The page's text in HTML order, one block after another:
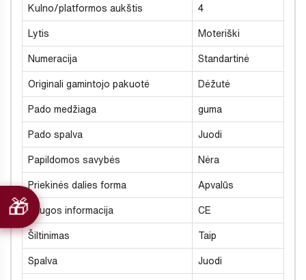
Kulno/platformos aukštis 4
Lytis Moteriški
Numeracija Standartinė
Originali gamintojo pakuotė Dėžutė
Pado medžiaga guma
Pado spalva Juodi
Papildomos savybės Nėra
Priekinės dalies forma Apvalūs
Saugos informacija CE
Šiltinimas Taip
Spalva Juodi